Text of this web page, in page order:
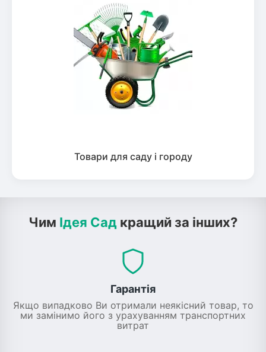
Товари для саду і городу
Чим Ідея Сад кращий за інших?
Гарантія
Якщо випадково Ви отримали неякісний товар, то
ми замінимо його з урахуванням транспортних
витрат